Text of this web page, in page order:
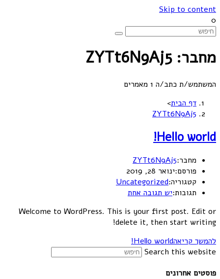
Skip to content
0
מחבר:ZYTt6N9Aj5
המשתמש/ת כתב/ה 1 מאמרים
דף הבית>
ZYTt6N9Aj5
Hello world!
מחבר:ZYTt6N9Aj5
פורסם:ינואר 28, 2019
קטגוריה:Uncategorized
תגובות:יש תגובה אחת
Welcome to WordPress. This is your first post. Edit or
delete it, then start writing!
להמשך קריאהHello world!
Search this website
פוסטים אחרונים